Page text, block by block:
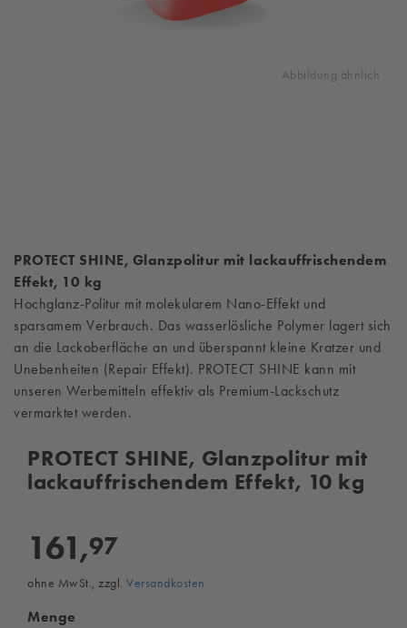
Abbildung ähnlich
PROTECT SHINE, Glanzpolitur mit lackauffrischendem
Effekt, 10 kg
Hochglanz-Politur mit molekularem Nano-Effekt und
sparsamem Verbrauch. Das wasserlösliche Polymer lagert sich
an die Lackoberfläche an und überspannt kleine Kratzer und
Unebenheiten (Repair Effekt). PROTECT SHINE kann mit
unseren Werbemitteln effektiv als Premium-Lackschutz
vermarktet werden.
PROTECT SHINE, Glanzpolitur mit
lackauffrischendem Effekt, 10 kg
161,97
ohne MwSt., zzgl. Versandkosten
Menge